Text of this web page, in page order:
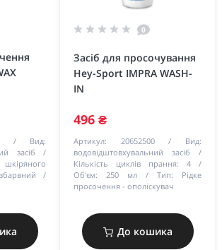
Вид:
засіб
0
Засіб для просочування
Hey-Sport IMPRA WASH-
IN
496 ₴
Артикул: 20652500
Вид:
водовідштовхувальний засіб
Кількість циклів прання:
4
Об'єм:
250 мл Тип:
Рідке
просочення - ополіскувач
До кошика